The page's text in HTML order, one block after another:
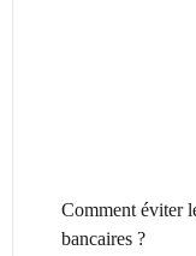
Comment éviter
bancaires ?